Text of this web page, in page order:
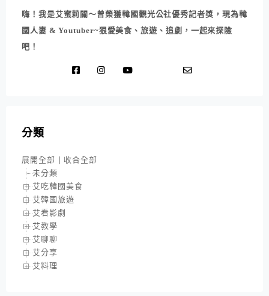
嗨！我是艾蜜莉關～曾榮獲韓國觀光公社優秀記者獎，現為韓
國人妻 & Youtuber~狠愛美食、旅遊、追劇，一起來探險
吧！
分類
展開全部
收合全部
未分類
艾吃韓國美食
艾韓國旅遊
艾看影劇
艾教學
艾聊聊
艾分享
艾料理